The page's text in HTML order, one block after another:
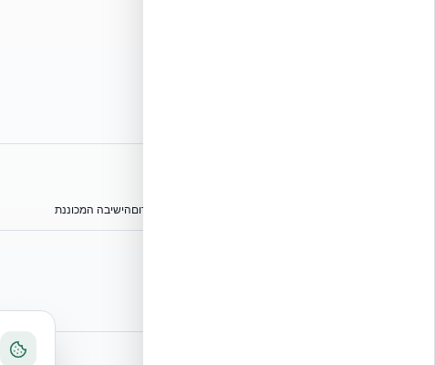
מגילת הפורוםהישיבה המכוננת